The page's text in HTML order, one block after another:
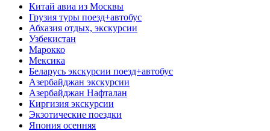
Китай авиа из Москвы
Грузия туры поезд+автобус
Абхазия отдых, экскурсии
Узбекистан
Марокко
Мексика
Беларусь экскурсии поезд+автобус
Азербайджан экскурсии
Азербайджан Нафталан
Киргизия экскурсии
Экзотические поездки
Япония осенняя